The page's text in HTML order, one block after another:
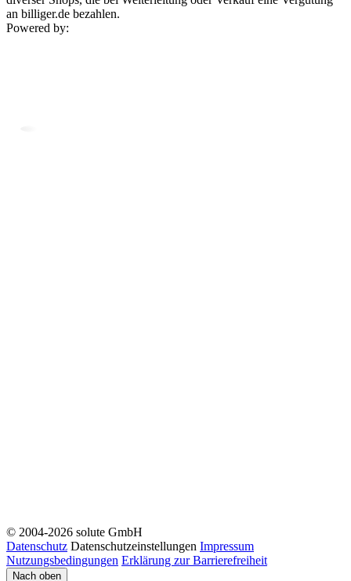
an billiger.de bezahlen.
Powered by:
© 2004-2026 solute GmbH
Datenschutz Datenschutzeinstellungen Impressum
Nutzungsbedingungen Erklärung zur Barrierefreiheit
Nach oben